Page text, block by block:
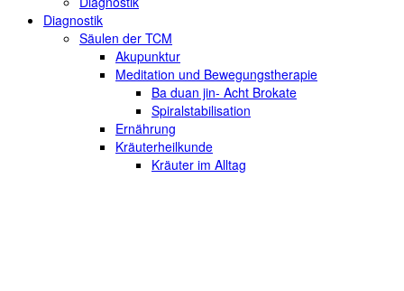
Diagnostik
Säulen der TCM
Akupunktur
Meditation und Bewegungstherapie
Ba duan jin- Acht Brokate
Spiralstabilisation
Ernährung
Kräuterheilkunde
Kräuter im Alltag